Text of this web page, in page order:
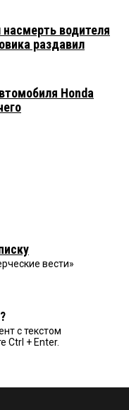
водителя
раздавил
Honda
вести»
с текстом
Ctrl + Enter.